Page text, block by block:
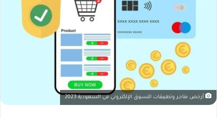
أرخص متاجر وتطبيقات التسوق الإلكتروني في السعودية 2023